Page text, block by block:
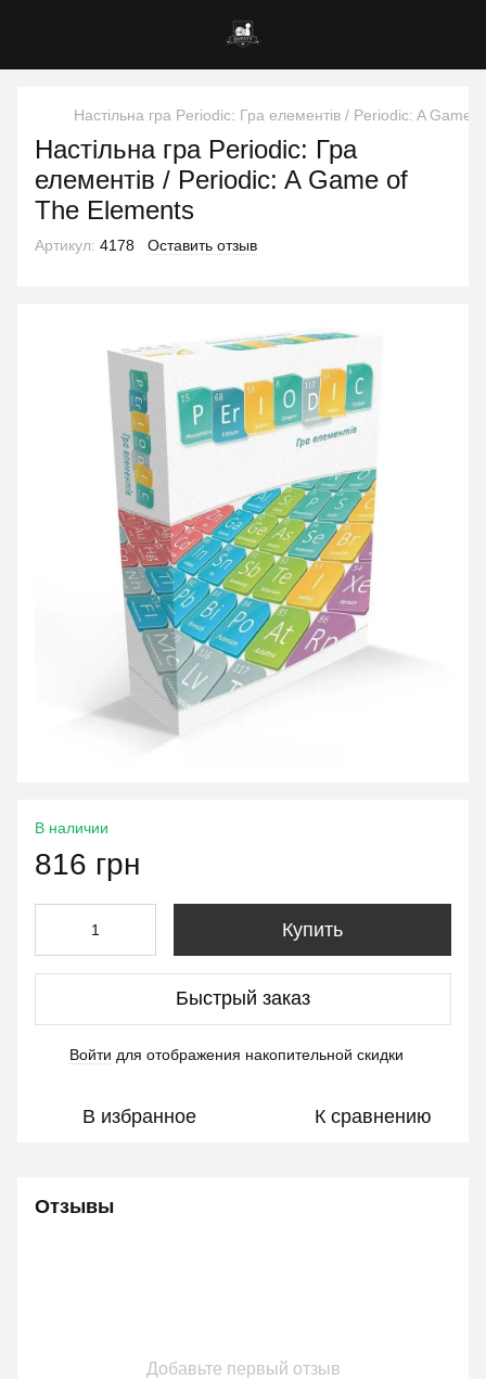
Настільна гра Periodic: Гра елементів / Periodic: A Game
Настільна гра Periodic: Гра
елементів / Periodic: A Game of
The Elements
Артикул: 4178 Оставить отзыв
В наличии
816 грн
Купить
Быстрый заказ
Войти для отображения накопительной скидки
В избранное К сравнению
Отзывы
Добавьте первый отзыв